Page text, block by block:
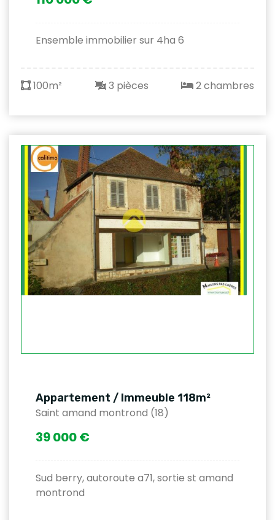
Ensemble immobilier sur 4ha 6
100m² 3 pièces 2 chambres
Appartement / Immeuble 118m²
Saint amand montrond (18)
39 000 €
Sud berry, autoroute a71, sortie st amand
montrond